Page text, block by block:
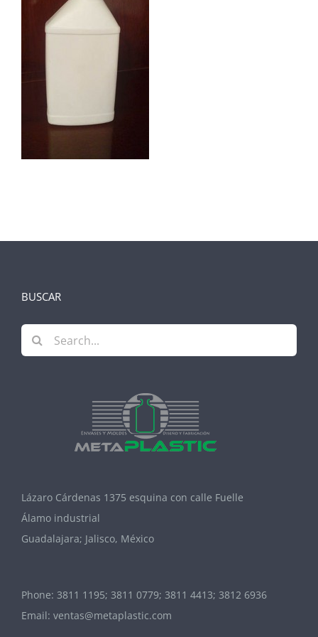
BUSCAR
Search
for:
Lázaro Cárdenas 1375 esquina con calle Fuelle
Álamo industrial
Guadalajara; Jalisco, México
Phone: 3811 1195; 3811 0779; 3811 4413; 3812 6936
Email: ventas@metaplastic.com